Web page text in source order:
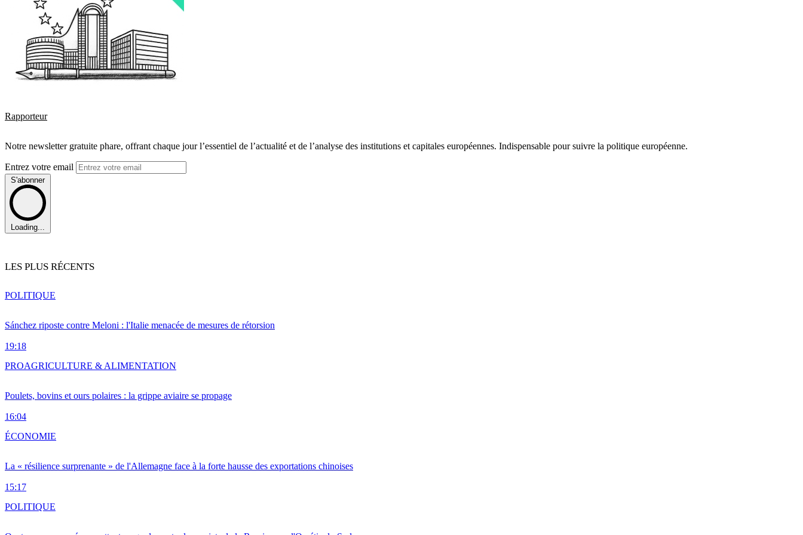
Rapporteur
Notre newsletter gratuite phare, offrant chaque jour l’essentiel de l’actualité et de l’analyse des institutions et capitales européennes. Indispensable pour suivre la politique européenne.
Entrez votre email
S'abonner
Loading...
LES PLUS RÉCENTS
Sánchez riposte contre Meloni : l'Italie menacée de mesures de rétorsion
19:18
POLITIQUE
Poulets, bovins et ours polaires : la grippe aviaire se propage
16:04
PROAGRICULTURE & ALIMENTATION
La « résilience surprenante » de l'Allemagne face à la forte hausse des exportations chinoises
15:17
ÉCONOMIE
POLITIQUE